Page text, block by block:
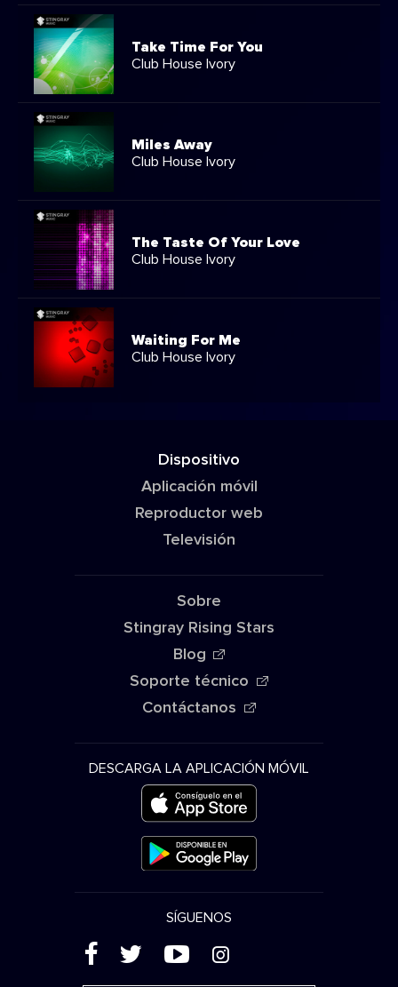
Take Time For You
Club House Ivory
Miles Away
Club House Ivory
The Taste Of Your Love
Club House Ivory
Waiting For Me
Club House Ivory
Dispositivo
Aplicación móvil
Reproductor web
Televisión
Sobre
Stingray Rising Stars
Blog
Soporte técnico
Contáctanos
DESCARGA LA APLICACIÓN MÓVIL
SÍGUENOS
( ' + &